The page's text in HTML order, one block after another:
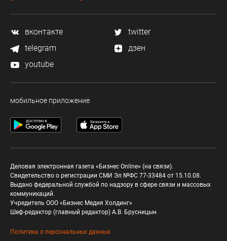
вконтакте
twitter
telegram
дзен
youtube
мобильное приложение
Деловая электронная газета «Бизнес Online» (на связи).
Свидетельство о регистрации СМИ Эл №ФС 77-33484 от 15.10.08.
Выдано федеральной службой по надзору в сфере связи и массовых
коммуникаций.
Учредитель ООО «Бизнес Медия Холдинг»
Шеф-редактор (главный редактор) А.В. Брусницын
Политика о персональных данных